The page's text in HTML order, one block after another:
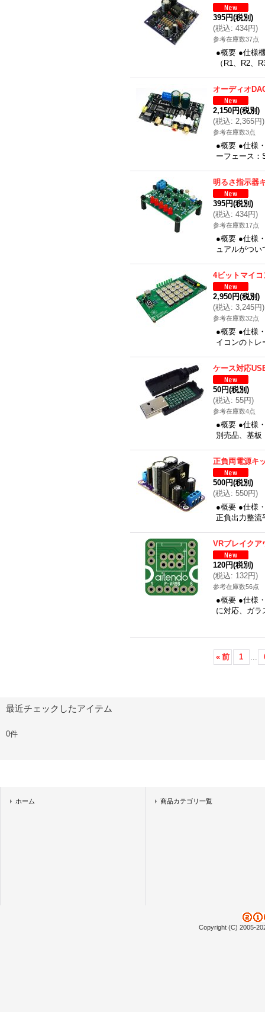
395円(税別)
(税込: 434円)
参考在庫数37点
●概要 ●仕様
（R1、R2、
オーディオ
2,150円(税別)
(税込: 2,365円)
参考在庫数3点
●概要 ●仕様
ーフェース
明るさ指示器
395円(税別)
(税込: 434円)
参考在庫数17点
●概要 ●仕様
ュアルがつ
4ビットマイ
2,950円(税別)
(税込: 3,245円)
参考在庫数32点
●概要 ●仕様
イコンのト
ケース対応
50円(税別)
(税込: 55円)
参考在庫数4点
●概要 ●仕様
別売品、基
正負両電源キ
500円(税別)
(税込: 550円)
●概要 ●仕様
正負出力整
VRブレイクア
120円(税別)
(税込: 132円)
参考在庫数56点
●概要 ●仕様
に対応、ガ
« 前 1 ...
最近チェックしたアイテム
0件
ホーム 商品カテゴリ一覧
Copyright (C) 2005-